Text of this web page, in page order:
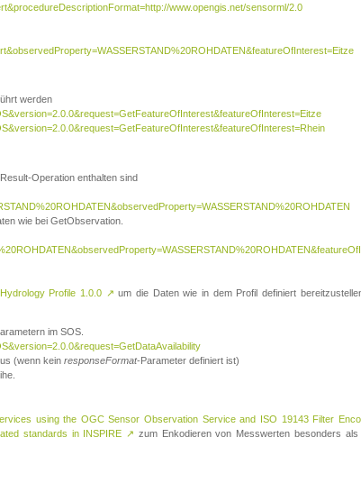
www.opengis.net/sensorml/2.0
werden
Operation enthalten sind
wie bei GetObservation.
Profile 1.0.0 ↗ um die Daten wie in dem Profil definiert
im SOS.
(wenn kein responseFormat-Parameter definiert ist)
using the OGC Sensor Observation Service and ISO 19143 Filter
standards in INSPIRE ↗ zum Enkodieren von Messwerten besonders als